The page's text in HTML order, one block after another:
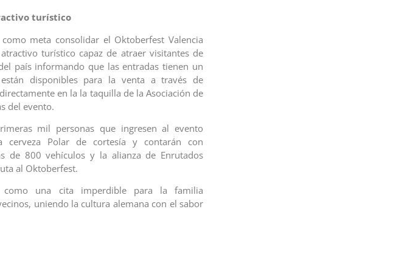
turístico
meta consolidar el Oktoberfest Valencia
turístico capaz de atraer visitantes de
país informando que las entradas tienen un
disponibles para la venta a través de
en la la taquilla de la Asociación de
del evento.
mil personas que ingresen al evento
cerveza Polar de cortesía y contarán con
de 800 vehículos y la alianza de Enrutados
al Oktoberfest.
como una cita imperdible para la familia
uniendo la cultura alemana con el sabor